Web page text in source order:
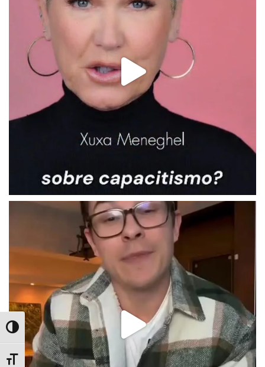
Alternar Alto Contraste
Alternar Tamanho da Fonte